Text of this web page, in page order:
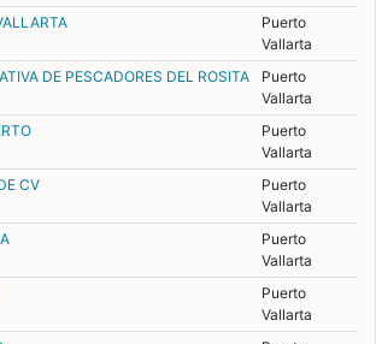
Puerto
Vallarta
DE PESCADORES DEL ROSITA
Puerto
Vallarta
Puerto
Vallarta
CV
Puerto
Vallarta
Puerto
Vallarta
Puerto
Vallarta